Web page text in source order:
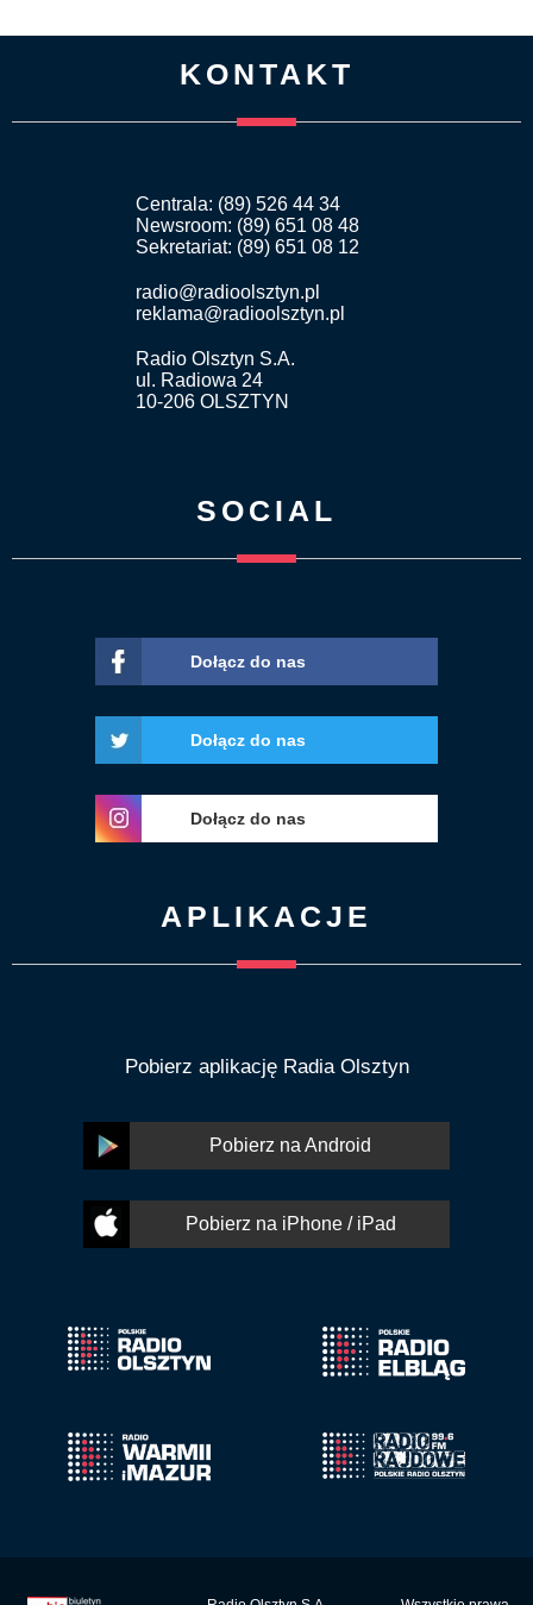
KONTAKT
Centrala: (89) 526 44 34
Newsroom: (89) 651 08 48
Sekretariat: (89) 651 08 12
radio@radioolsztyn.pl
reklama@radioolsztyn.pl
Radio Olsztyn S.A.
ul. Radiowa 24
10-206 OLSZTYN
SOCIAL
Dołącz do nas
Dołącz do nas
Dołącz do nas
APLIKACJE
Pobierz aplikację Radia Olsztyn
Pobierz na Android
Pobierz na iPhone / iPad